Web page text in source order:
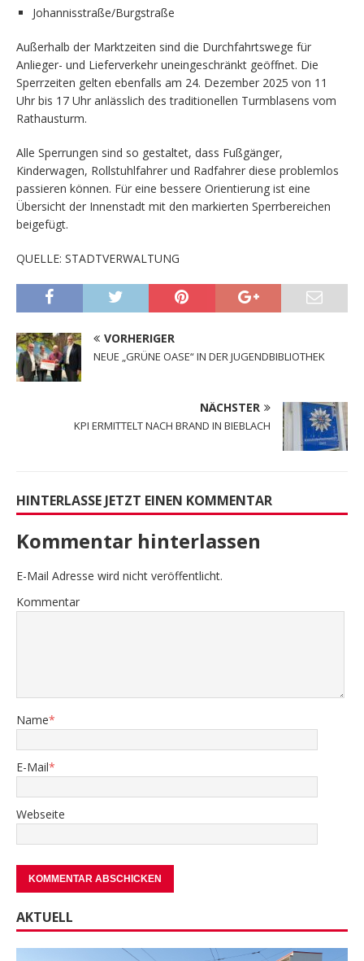
Johannisstraße/Burgstraße
Außerhalb der Marktzeiten sind die Durchfahrtswege für
Anlieger- und Lieferverkehr uneingeschränkt geöffnet. Die
Sperrzeiten gelten ebenfalls am 24. Dezember 2025 von 11
Uhr bis 17 Uhr anlässlich des traditionellen Turmblasens vom
Rathausturm.
Alle Sperrungen sind so gestaltet, dass Fußgänger,
Kinderwagen, Rollstuhlfahrer und Radfahrer diese problemlos
passieren können. Für eine bessere Orientierung ist eine
Übersicht der Innenstadt mit den markierten Sperrbereichen
beigefügt.
QUELLE: STADTVERWALTUNG
VORHERIGER
NEUE „GRÜNE OASE“ IN DER JUGENDBIBLIOTHEK
NÄCHSTER
KPI ERMITTELT NACH BRAND IN BIEBLACH
HINTERLASSE JETZT EINEN KOMMENTAR
Kommentar hinterlassen
E-Mail Adresse wird nicht veröffentlicht.
Kommentar
Name*
E-Mail*
Webseite
AKTUELL